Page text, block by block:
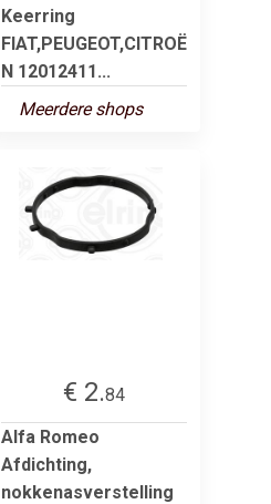
Keerring
FIAT,PEUGEOT,CITROË
N 12012411...
Meerdere shops
€ 2.84
Alfa Romeo
Afdichting,
nokkenasverstelling